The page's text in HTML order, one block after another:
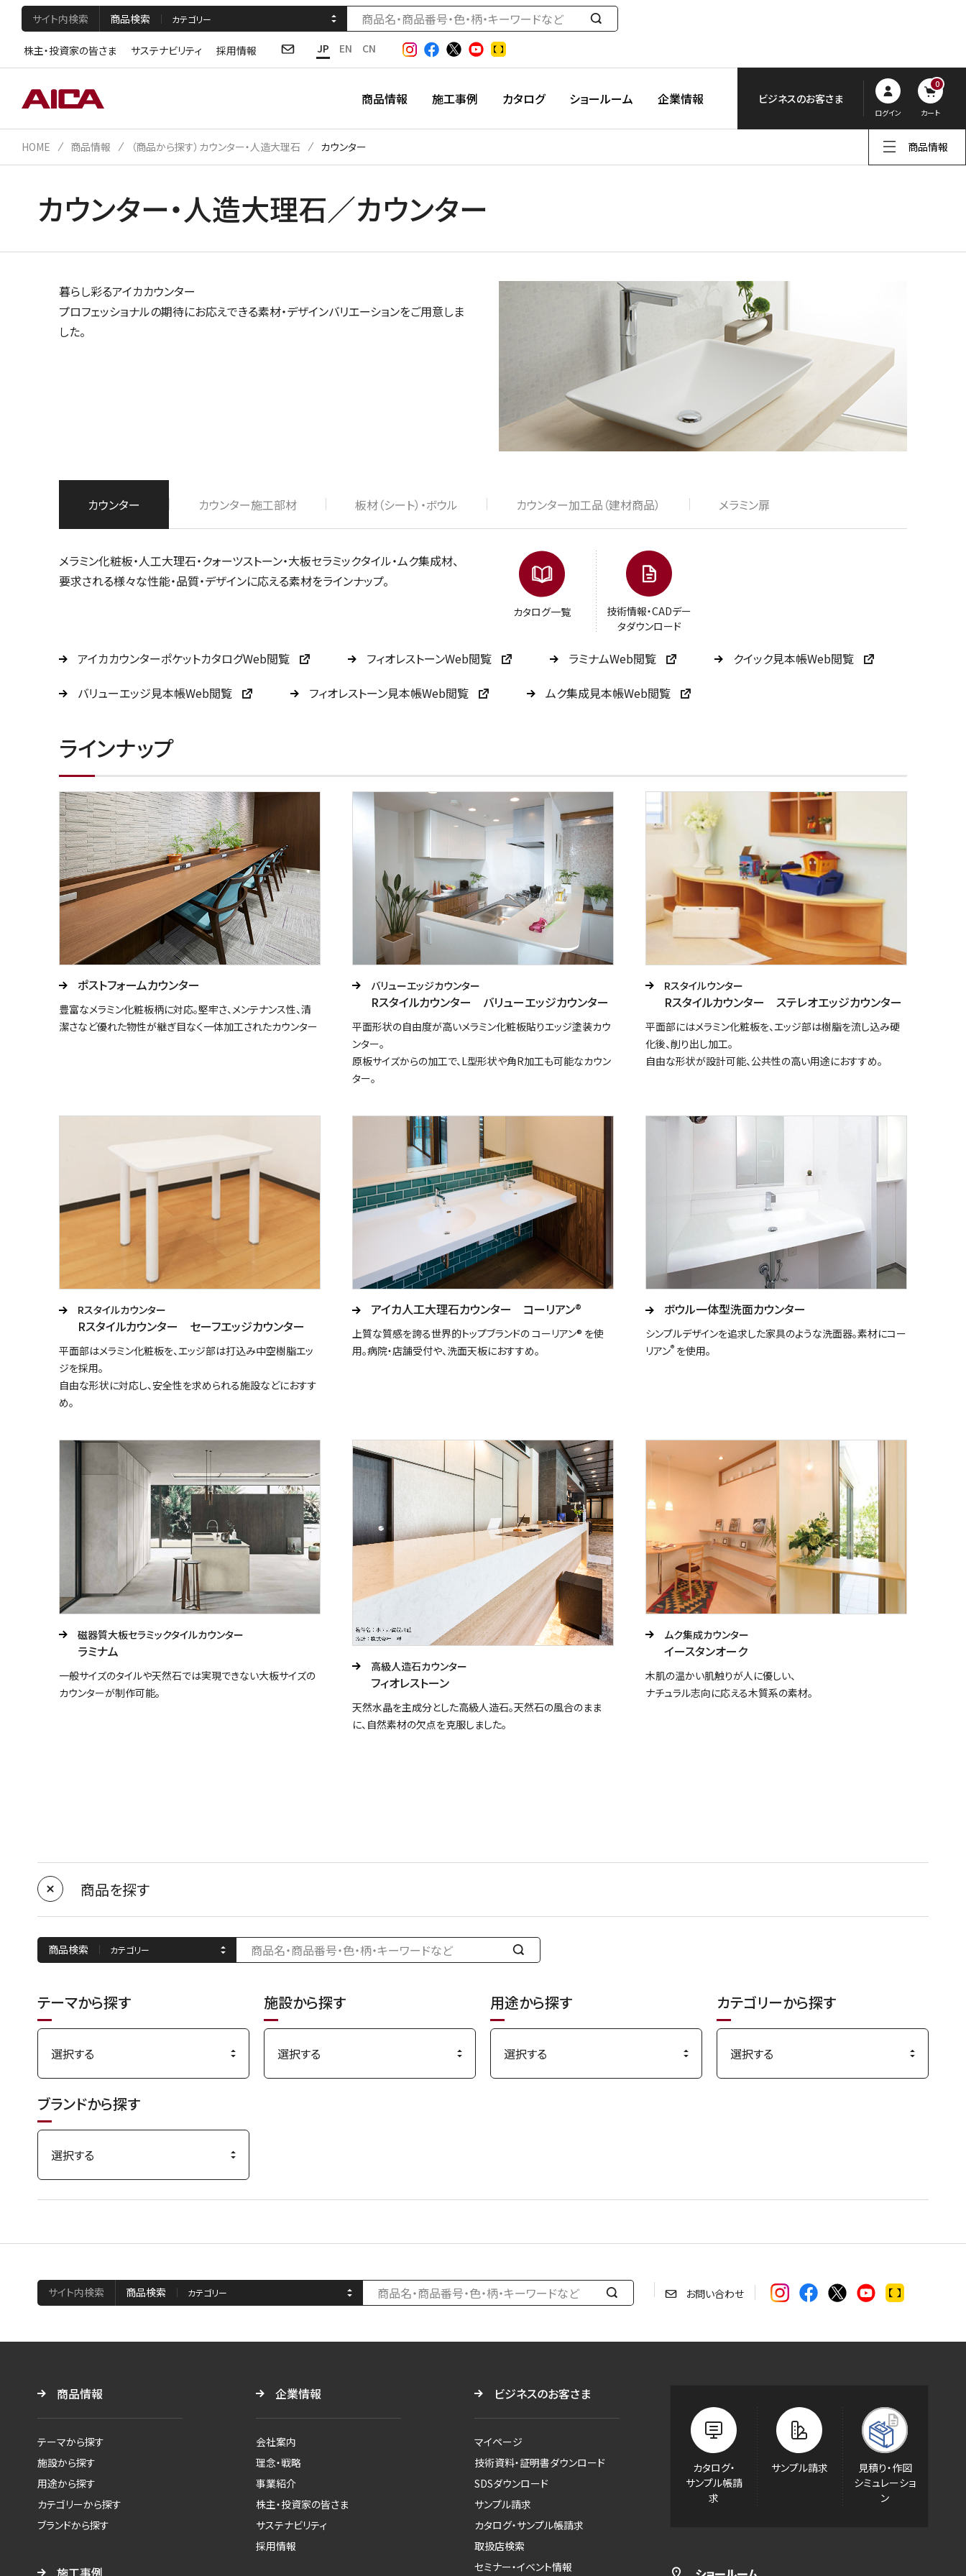
サイト内検索 商品検索
検
す
株主・投資家の皆さま サステナビリティ 採用情報 JP EN CN
商品情報 施工事例 カタログ ショールーム 企業情報 ビジネスのお客さま
ログイン
0
カート
商品情報
HOME 商品情報 （商品から探す）カウンター・人造大理石 カウンター
カウンター・人造大理石／カウンター
暮らし彩るアイカカウンター
プロフェッショナルの期待にお応えできる素材・デザインバリエーションをご用意しま
した。
カウンター カウンター施工部材 板材（シート）・ボウル カウンター加工品（建材商品） メラミン扉
メラミン化粧板・人工大理石・クォーツストーン・大板セラミックタイル・ムク集成材、
要求される様々な性能・品質・デザインに応える素材をラインナップ。
カタログ一覧
技術情報・CADデー
タダウンロード
アイカカウンターポケットカタログWeb閲覧 フィオレストーンWeb閲覧 ラミナムWeb閲覧
クイック見本帳Web閲覧
バリューエッジ見本帳Web閲覧
フィオレストーン見本帳Web閲覧 ムク集成見本帳Web閲覧
ラインナップ
ポストフォームカウンター
豊富なメラミン化粧板柄に対応。堅牢さ、メンテナンス性、清
潔さなど優れた物性が継ぎ目なく一体加工されたカウンター
バリューエッジカウンター
Rスタイルカウンター バリューエッジカウンター
平面形状の自由度が高いメラミン化粧板貼りエッジ塗装カウ
ンター。
原板サイズからの加工で、L型形状や角R加工も可能なカウン
ター。
Rスタイルウンター
Rスタイルカウンター ステレオエッジカウンター
平面部にはメラミン化粧板を、エッジ部は樹脂を流し込み硬
化後、削り出し加工。
自由な形状が設計可能、公共性の高い用途におすすめ。
Rスタイルカウンター
Rスタイルカウンター セーフエッジカウンター
平面部はメラミン化粧板を、エッジ部は打込み中空樹脂エッ
ジを採用。
自由な形状に対応し、安全性を求められる施設などにおすす
め。
アイカ人工大理石カウンター コーリアン®
上質な質感を誇る世界的トップブランドの コーリアン® を使
用。病院・店舗受付や、洗面天板におすすめ。
ボウル一体型洗面カウンター
シンプルデザインを追求した家具のような洗面器。素材にコー
リアン® を使用。
磁器質大板セラミックタイルカウンター
ラミナム
一般サイズのタイルや天然石では実現できない大板サイズの
カウンターが制作可能。
高級人造石カウンター
フィオレストーン
天然水晶を主成分とした高級人造石。天然石の風合のまま
に、自然素材の欠点を克服しました。
ムク集成カウンター
イースタンオーク
木肌の温かい肌触りが人に優しい、
ナチュラル志向に応える木質系の素材。
商品を探す
商品検索
検
す
テーマから探す 施設から探す 用途から探す カテゴリーから探す
ブランドから探す
サイト内検索 商品検索
検
す
お問い合わせ
商品情報
テーマから探す
施設から探す
用途から探す
カテゴリーから探す
ブランドから探す
施工事例
企業情報
会社案内
理念・戦略
事業紹介
株主・投資家の皆さま
サステナビリティ
採用情報
ビジネスのお客さま
マイページ
技術資料・証明書ダウンロード
SDSダウンロード
サンプル請求
カタログ・サンプル帳請求
取扱店検索
セミナー・イベント情報
カタログ・
サンプル帳請
求
サンプル請求
見積り・作図
シミュレーショ
ン